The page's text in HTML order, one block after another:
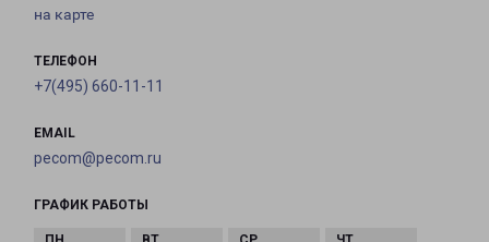
на карте
ТЕЛЕФОН
+7(495) 660-11-11
EMAIL
pecom@pecom.ru
ГРАФИК РАБОТЫ